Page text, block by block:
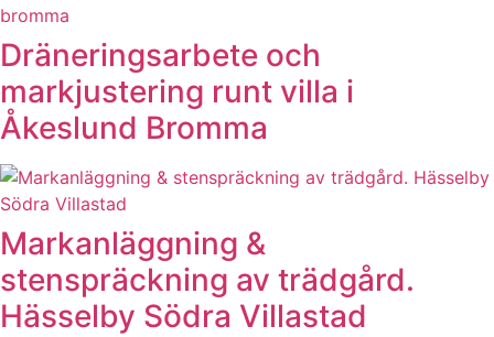
Dräneringsarbete och
markjustering runt villa i
Åkeslund Bromma
Markanläggning &
stenspräckning av trädgård.
Hässelby Södra Villastad